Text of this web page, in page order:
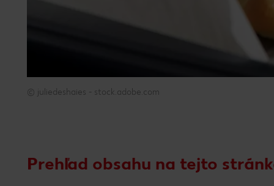
© juliedeshaies - stock.adobe.com
© juliedeshaies - stock.adobe.com
Prehľad obsahu na tejto